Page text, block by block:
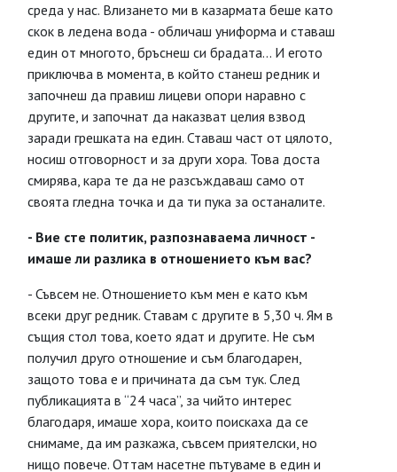
среда у нас. Влизането ми в казармата беше като
скок в ледена вода - обличаш униформа и ставаш
един от многото, бръснеш си брадата... И егото
приключва в момента, в който станеш редник и
започнеш да правиш лицеви опори наравно с
другите, и започнат да наказват целия взвод
заради грешката на един. Ставаш част от цялото,
носиш отговорност и за други хора. Това доста
смирява, кара те да не разсъждаваш само от
своята гледна точка и да ти пука за останалите.
- Вие сте политик, разпознаваема личност -
имаше ли разлика в отношението към вас?
- Съвсем не. Отношението към мен е като към
всеки друг редник. Ставам с другите в 5,30 ч. Ям в
същия стол това, което ядат и другите. Не съм
получил друго отношение и съм благодарен,
защото това е и причината да съм тук. След
публикацията в “24 часа”, за чийто интерес
благодаря, имаше хора, които поискаха да се
снимаме, да им разкажа, съвсем приятелски, но
нищо повече. Оттам насетне пътуваме в един и